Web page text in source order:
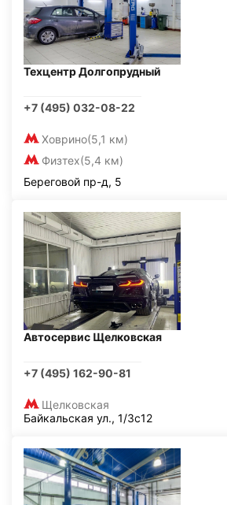
Техцентр Долгопрудный
+7 (495) 032-08-22
Ховрино(5,1 км)
Физтех(5,4 км)
Береговой пр-д, 5
Автосервис Щелковская
+7 (495) 162-90-81
Щелковская
Байкальская ул., 1/3с12